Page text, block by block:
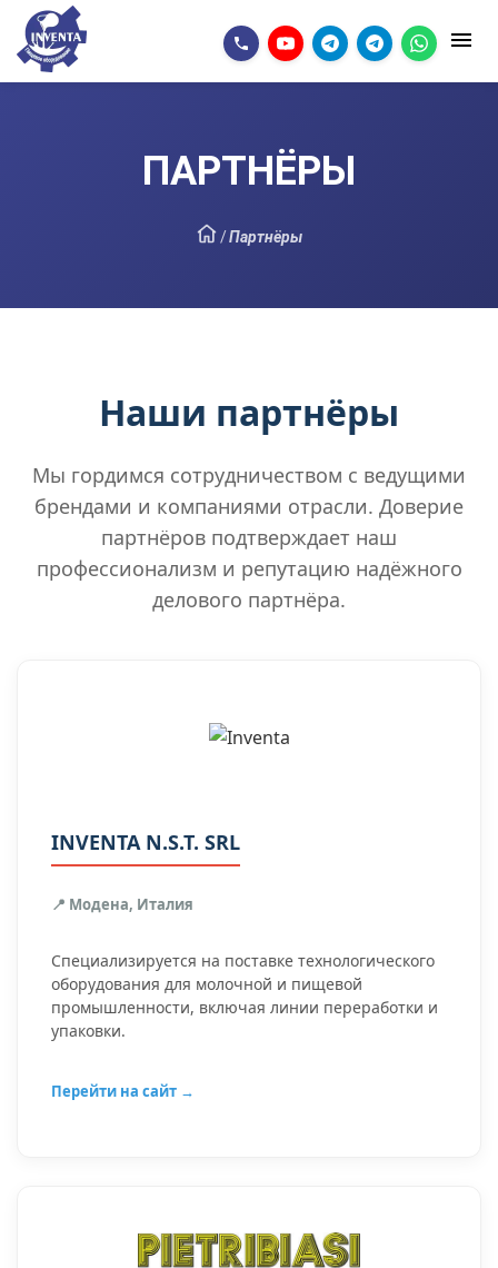
ПАРТНЁРЫ
/Партнёры
Наши партнёры
Мы гордимся сотрудничеством с ведущими
брендами и компаниями отрасли. Доверие
партнёров подтверждает наш
профессионализм и репутацию надёжного
делового партнёра.
INVENTA N.S.T. SRL
📍 Модена, Италия
Специализируется на поставке технологического
оборудования для молочной и пищевой
промышленности, включая линии переработки и
упаковки.
Перейти на сайт →